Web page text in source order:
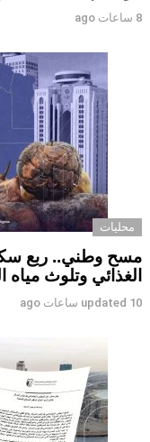
8 ساعات ago
محليات
مسح وطني.. ربع
الغذائي وتلوث مياه الشرب
updated 10 ساعات ago